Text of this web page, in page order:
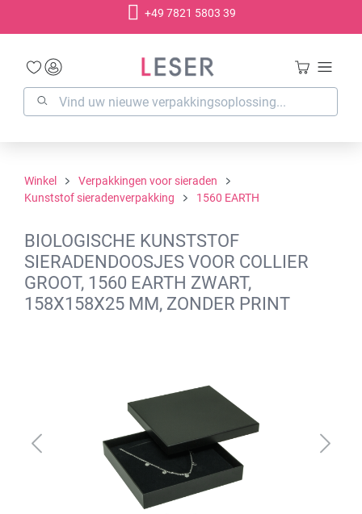
+49 7821 5803 39
Winkel
Verpakkingen voor sieraden
Kunststof sieradenverpakking
1560 EARTH
BIOLOGISCHE KUNSTSTOF
SIERADENDOOSJES VOOR COLLIER
GROOT, 1560 EARTH ZWART,
158X158X25 MM, ZONDER PRINT